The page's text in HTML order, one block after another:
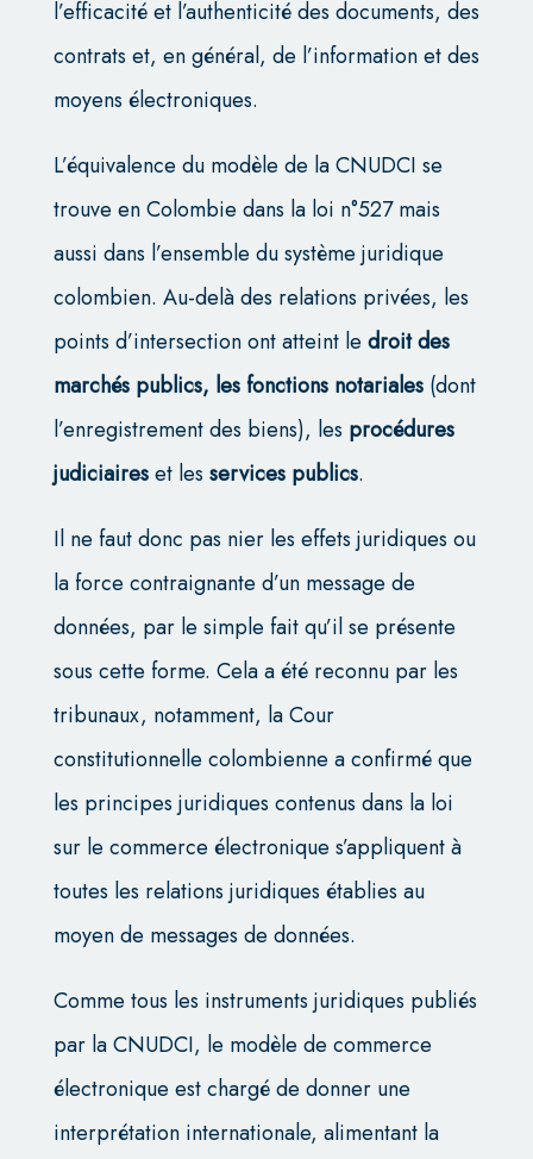
l’efficacité et l’authenticité des documents, des
contrats et, en général, de l’information et des
moyens électroniques.
L’équivalence du modèle de la CNUDCI se
trouve en Colombie dans la loi n°527 mais
aussi dans l’ensemble du système juridique
colombien. Au-delà des relations privées, les
points d’intersection ont atteint le droit des
marchés publics, les fonctions notariales(dont
l’enregistrement des biens), les procédures
judiciaireset les services publics.
Il ne faut donc pas nier les effets juridiques ou
la force contraignante d’un message de
données, par le simple fait qu’il se présente
sous cette forme. Cela a été reconnu par les
tribunaux, notamment, la Cour
constitutionnelle colombienne a confirmé que
les principes juridiques contenus dans la loi
sur le commerce électronique s’appliquent à
toutes les relations juridiques établies au
moyen de messages de données.
Comme tous les instruments juridiques publiés
par la CNUDCI, le modèle de commerce
électronique est chargé de donner une
interprétation internationale, alimentant la